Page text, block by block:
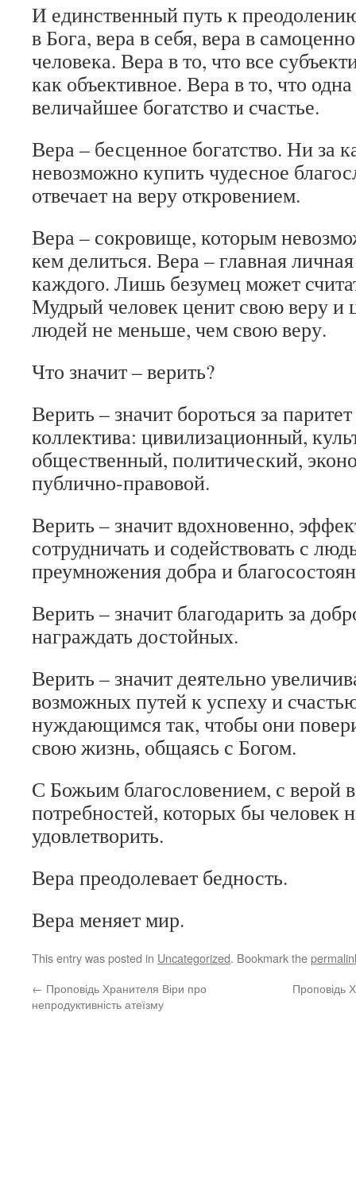
И единственный путь к
в Бога, вера в себя, вера в
человека. Вера в то, что все
как объективное. Вера в то, что
величайшее богатство и счастье.
Вера – бесценное богатство. Ни за
невозможно купить чудесное
отвечает на веру откровением.
Вера – сокровище, которым
кем делиться. Вера – главная
каждого. Лишь безумец может
Мудрый человек ценит свою веру и
людей не меньше, чем свою веру.
Что значит – верить?
Верить – значит бороться за
коллектива: цивилизационный,
общественный, политический,
публично-правовой.
Верить – значит вдохновенно,
сотрудничать и содействовать с
преумножения добра и
Верить – значит благодарить за
награждать достойных.
Верить – значит деятельно
возможных путей к успеху и
нуждающимся так, чтобы они
свою жизнь, общаясь с Богом.
С Божьим благословением, с верой
потребностей, которых бы человек
удовлетворить.
Вера преодолевает бедность.
Вера меняет мир.
This entry was posted in Uncategorized. Bookmark the
← Проповідь Хранителя Віри про
непродуктивність атеїзму
Проповідь